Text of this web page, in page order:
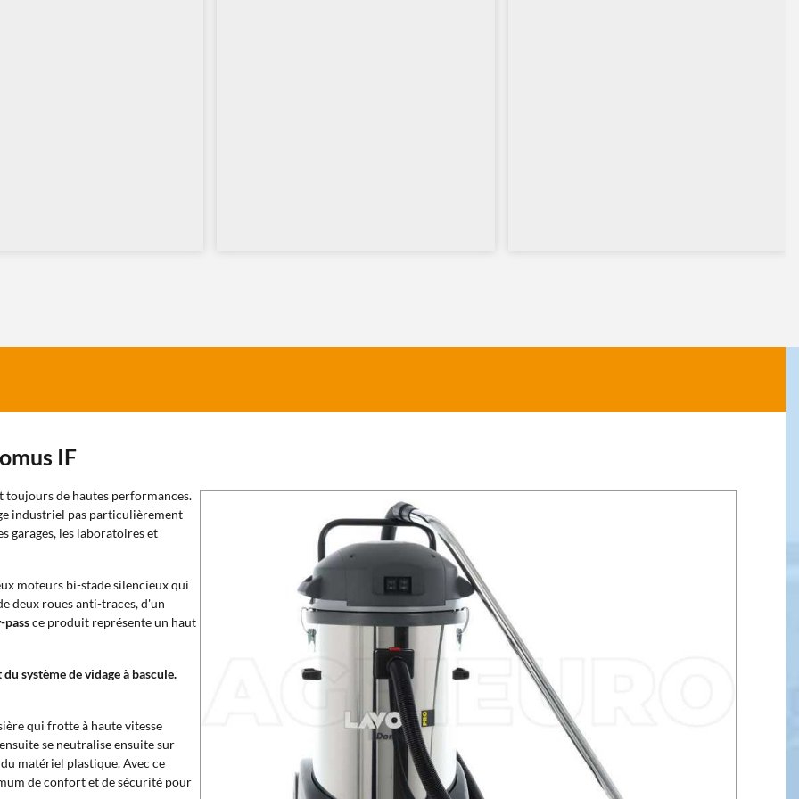
IF
de hautes performances.
industriel pas particulièrement
garages, les laboratoires et
moteurs bi-stade silencieux qui
deux roues anti-traces, d'un
passce produit représente un haut
système de vidage à bascule.
qui frotte à haute vitesse
se neutralise ensuite sur
matériel plastique. Avec ce
de confort et de sécurité pour